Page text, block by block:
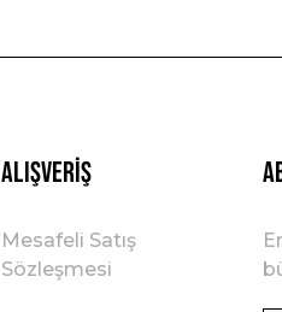
Alışveriş
Mesafeli Satış
Sözleşmesi